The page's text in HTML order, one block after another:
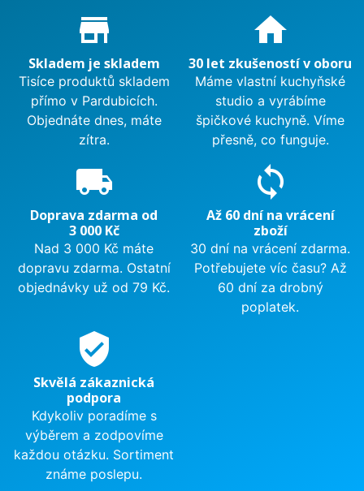
Proč nakupovat u nás?
store_mall_directory
Skladem je skladem
Tisíce produktů skladem
přímo v Pardubicích.
Objednáte dnes, máte
zítra.
home
30 let zkušeností v oboru
Máme vlastní kuchyňské
studio a vyrábíme
špičkové kuchyně. Víme
přesně, co funguje.
local_shipping
Doprava zdarma od
3 000 Kč
Nad 3 000 Kč máte
dopravu zdarma. Ostatní
objednávky už od 79 Kč.
sync
Až 60 dní na vrácení
zboží
30 dní na vrácení zdarma.
Potřebujete víc času? Až
60 dní za drobný
poplatek.
verified_user
Skvělá zákaznická
podpora
Kdykoliv poradíme s
výběrem a zodpovíme
každou otázku. Sortiment
známe poslepu.